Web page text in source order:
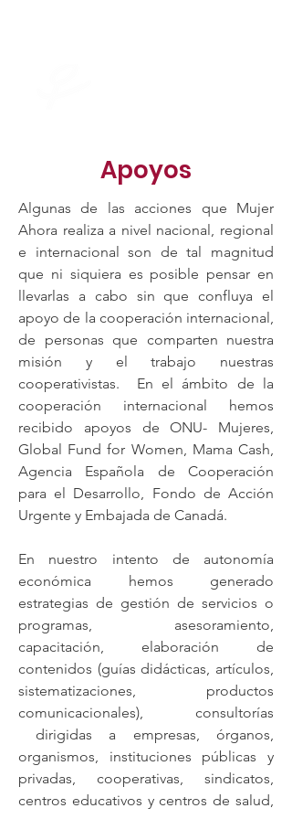
Apoyos
Algunas de las acciones que Mujer
Ahora realiza a nivel nacional, regional
e internacional son de tal magnitud
que ni siquiera es posible pensar en
llevarlas a cabo sin que confluya el
apoyo de la cooperación internacional,
de personas que comparten nuestra
misión y el trabajo nuestras
cooperativistas. En el ámbito de la
cooperación internacional hemos
recibido apoyos de ONU- Mujeres,
Global Fund for Women, Mama Cash,
Agencia Española de Cooperación
para el Desarrollo, Fondo de Acción
Urgente y Embajada de Canadá.
En nuestro intento de autonomía
económica hemos generado
estrategias de gestión de servicios o
programas, asesoramiento,
capacitación, elaboración de
contenidos (guías didácticas, artículos,
sistematizaciones, productos
comunicacionales), consultorías
dirigidas a empresas, órganos,
organismos, instituciones públicas y
privadas, cooperativas, sindicatos,
centros educativos y centros de salud,